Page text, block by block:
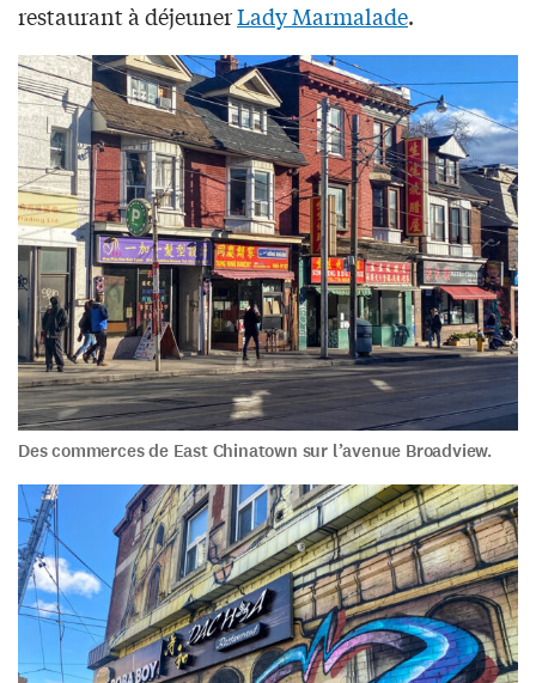
restaurant à déjeunerLady Marmalade.
Des commerces de East Chinatown sur l’avenue Broadview.